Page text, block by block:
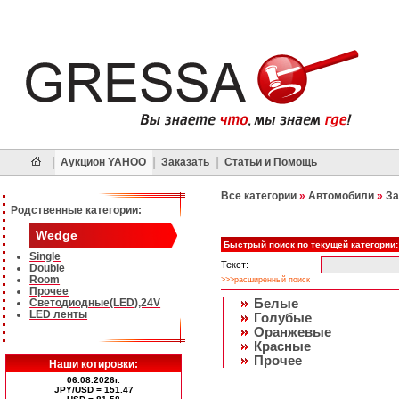
Аукцион YAHOO Заказать Статьи и Помощь
Родственные категории:
Wedge
Single
Double
Room
Прочее
Светодиодные(LED),24V
LED ленты
Наши котировки:
06.08.2026г.
JPY/USD = 151.47
Все категории » Автомобили »
Быстрый поиск по текущей категории:
Текст:
>>>расширенный поиск
Белые
Голубые
Оранжевые
Красные
Прочее